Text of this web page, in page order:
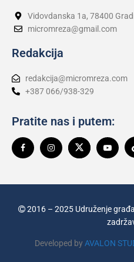
Vidovdanska 1a, 78400
micromreza@gmail.com
Redakcija
redakcija@micromreza.com
+387 066/938-329
Pratite nas i putem:
2016 – 2025 Udruženje
Developed by AVALON